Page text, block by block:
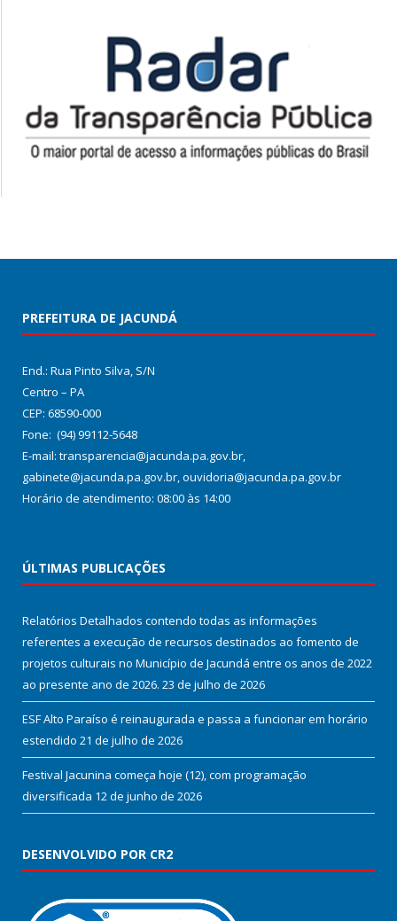
PREFEITURA DE JACUNDÁ
End.: Rua Pinto Silva, S/N
Centro – PA
CEP: 68590-000
Fone: (94) 99112-5648
E-mail: transparencia@jacunda.pa.gov.br,
gabinete@jacunda.pa.gov.br, ouvidoria@jacunda.pa.gov.br
Horário de atendimento: 08:00 às 14:00
ÚLTIMAS PUBLICAÇÕES
Relatórios Detalhados contendo todas as informações
referentes a execução de recursos destinados ao fomento de
projetos culturais no Município de Jacundá entre os anos de 2022
ao presente ano de 2026. 23 de julho de 2026
ESF Alto Paraíso é reinaugurada e passa a funcionar em horário
estendido 21 de julho de 2026
Festival Jacunina começa hoje (12), com programação
diversificada 12 de junho de 2026
DESENVOLVIDO POR CR2